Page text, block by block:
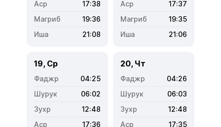
17:38
19:36
21:08
17:37
19:35
21:06
19, Ср
04:25
06:02
12:48
17:36
20, Чт
04:26
06:03
12:48
17:35